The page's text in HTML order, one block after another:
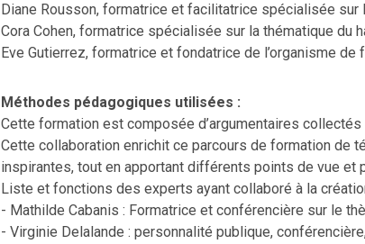
Diane Rousson, formatrice et facilitatrice spécialisée sur
Cora Cohen, formatrice spécialisée sur la thématique du
Eve Gutierrez, formatrice et fondatrice de l’organisme
Méthodes pédagogiques utilisées :
Cette formation est composée d’argumentaires collectés
Cette collaboration enrichit ce parcours de formation de
inspirantes, tout en apportant différents points de vue et
Liste et fonctions des experts ayant collaboré à la
- Mathilde Cabanis : Formatrice et conférencière sur le
- Virginie Delalande : personnalité publique,